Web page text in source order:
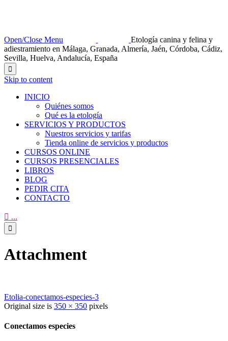
Open/Close Menu
Etología canina y felina y
adiestramiento en Málaga, Granada, Almería, Jaén, Córdoba, Cádiz,
Sevilla, Huelva, Andalucía, España

Skip to content
INICIO
Quiénes somos
Qué es la etología
SERVICIOS Y PRODUCTOS
Nuestros servicios y tarifas
Tienda online de servicios y productos
CURSOS ONLINE
CURSOS PRESENCIALES
LIBROS
BLOG
PEDIR CITA
CONTACTO
 ...

Attachment
Etolia-conectamos-especies-3
Original size is 350 × 350 pixels
Conectamos especies